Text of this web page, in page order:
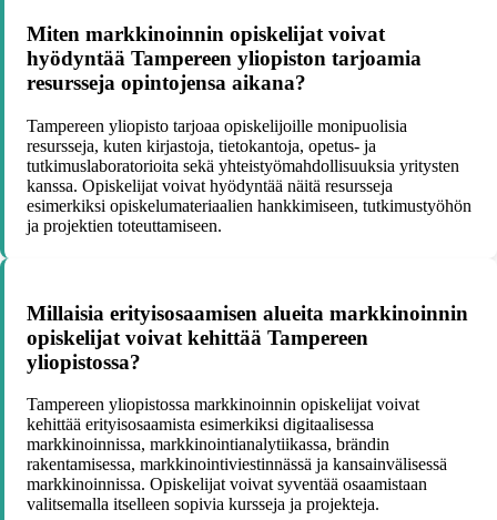
Miten markkinoinnin opiskelijat voivat
hyödyntää Tampereen yliopiston tarjoamia
resursseja opintojensa aikana?
Tampereen yliopisto tarjoaa opiskelijoille monipuolisia
resursseja, kuten kirjastoja, tietokantoja, opetus- ja
tutkimuslaboratorioita sekä yhteistyömahdollisuuksia yritysten
kanssa. Opiskelijat voivat hyödyntää näitä resursseja
esimerkiksi opiskelumateriaalien hankkimiseen, tutkimustyöhön
ja projektien toteuttamiseen.
Millaisia erityisosaamisen alueita markkinoinnin
opiskelijat voivat kehittää Tampereen
yliopistossa?
Tampereen yliopistossa markkinoinnin opiskelijat voivat
kehittää erityisosaamista esimerkiksi digitaalisessa
markkinoinnissa, markkinointianalytiikassa, brändin
rakentamisessa, markkinointiviestinnässä ja kansainvälisessä
markkinoinnissa. Opiskelijat voivat syventää osaamistaan
valitsemalla itselleen sopivia kursseja ja projekteja.